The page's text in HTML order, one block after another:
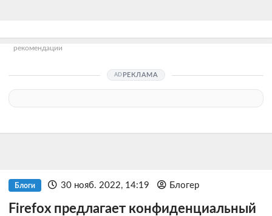
рекомендации
РЕКЛАМА
Блоги 30 нояб. 2022, 14:19 Блогер
Firefox предлагает конфиденциальный